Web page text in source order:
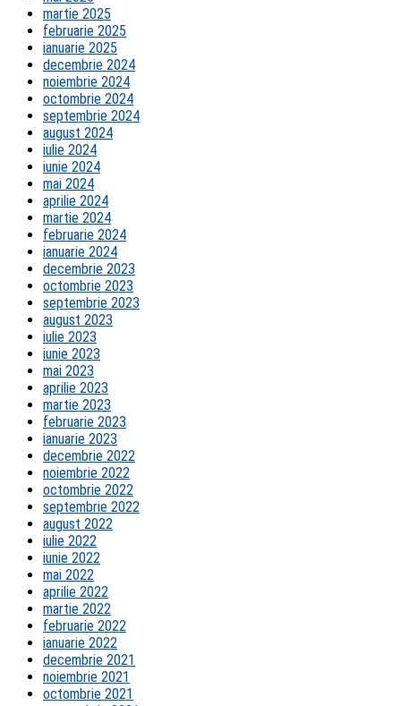
martie 2025
februarie 2025
ianuarie 2025
decembrie 2024
noiembrie 2024
octombrie 2024
septembrie 2024
august 2024
iulie 2024
iunie 2024
mai 2024
aprilie 2024
martie 2024
februarie 2024
ianuarie 2024
decembrie 2023
octombrie 2023
septembrie 2023
august 2023
iulie 2023
iunie 2023
mai 2023
aprilie 2023
martie 2023
februarie 2023
ianuarie 2023
decembrie 2022
noiembrie 2022
octombrie 2022
septembrie 2022
august 2022
iulie 2022
iunie 2022
mai 2022
aprilie 2022
martie 2022
februarie 2022
ianuarie 2022
decembrie 2021
noiembrie 2021
octombrie 2021